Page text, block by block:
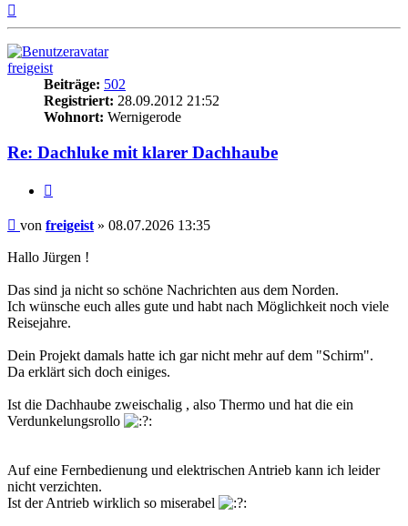
freigeist
Beiträge: 502
Registriert: 28.09.2012 21:52
Wohnort: Wernigerode
Re: Dachluke mit klarer Dachhaube
Beitrag
von freigeist » 08.07.2026 13:35
Hallo Jürgen !
Das sind ja nicht so schöne Nachrichten aus dem Norden.
Ich wünsche euch alles gute und habt nach Möglichkeit noch viele
Reisejahre.
Dein Projekt damals hatte ich gar nicht mehr auf dem "Schirm".
Da erklärt sich doch einiges.
Ist die Dachhaube zweischalig , also Thermo und hat die ein
Verdunkelungsrollo
Auf eine Fernbedienung und elektrischen Antrieb kann ich leider
nicht verzichten.
Ist der Antrieb wirklich so miserabel